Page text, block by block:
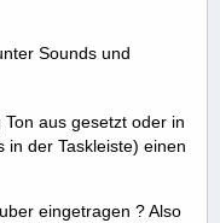
Sounds und
aus gesetzt oder in
der Taskleiste) einen
eingetragen ? Also